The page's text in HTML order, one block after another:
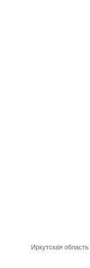
Иркутская область